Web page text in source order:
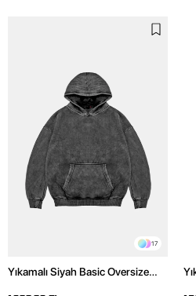
17
Yıkamalı Siyah Basic Oversize